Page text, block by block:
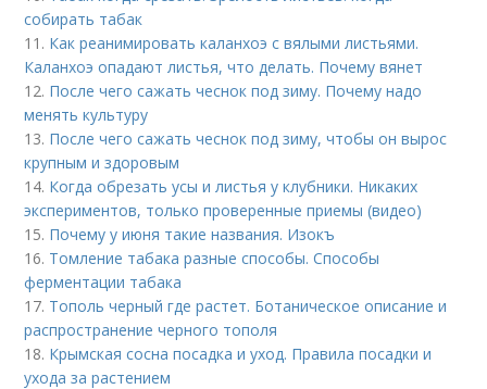
собирать табак
11. Как реанимировать каланхоэ с вялыми листьями.
Каланхоэ опадают листья, что делать. Почему вянет
12. После чего сажать чеснок под зиму. Почему надо
менять культуру
13. После чего сажать чеснок под зиму, чтобы он вырос
крупным и здоровым
14. Когда обрезать усы и листья у клубники. Никаких
экспериментов, только проверенные приемы (видео)
15. Почему у июня такие названия. Изокъ
16. Томление табака разные способы. Способы
ферментации табака
17. Тополь черный где растет. Ботаническое описание и
распространение черного тополя
18. Крымская сосна посадка и уход. Правила посадки и
ухода за растением